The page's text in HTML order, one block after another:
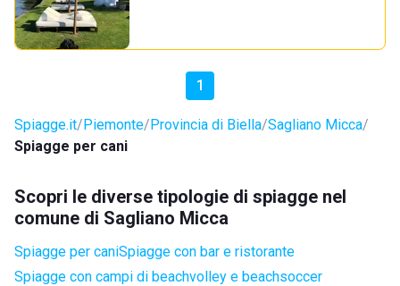
1
Spiagge.it Piemonte Provincia di Biella Sagliano Micca
Spiagge per cani
Scopri le diverse tipologie di spiagge nel
comune di Sagliano Micca
Spiagge per caniSpiagge con bar e ristorante
Spiagge con campi di beachvolley e beachsoccer